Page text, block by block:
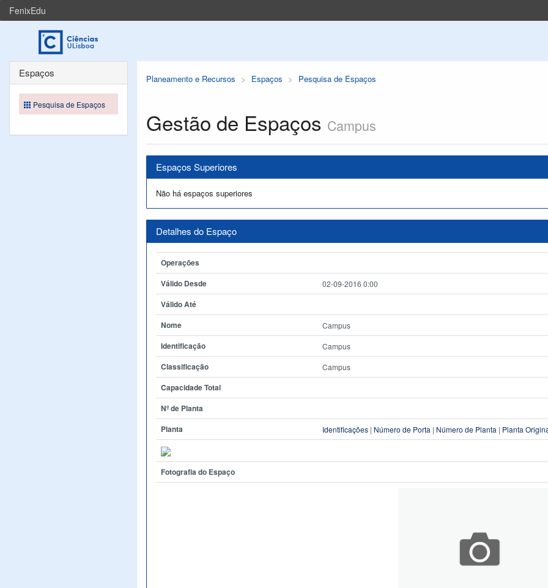
FenixEdu
Planeamento e Recursos Espaços Pesquisa de Espaços
Gestão de Espaços Campus
Espaços Superiores
Não há espaços superiores
Detalhes do Espaço
Operações
Válido Desde
02-09-2016 0:00
Válido Até
Nome
Campus
Identificação Campus
Classificação Campus
Capacidade Total
Nº de Planta
Planta
Identificações | Número de Porta | Número de Planta | Planta
Fotografia do Espaço
Espaços
Pesquisa de Espaços